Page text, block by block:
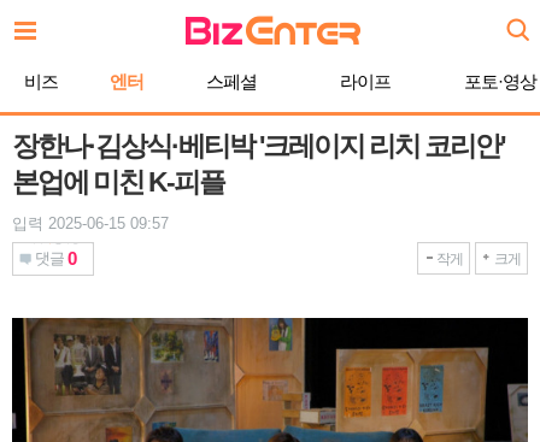
문
기
비즈 엔터 스페셜 라이프 포토·영상
장한나·김상식·베티박 '크레이지 리치 코리안'
본업에 미친 K-피플
입력 2025-06-15 09:57
댓글 0 작게 크게